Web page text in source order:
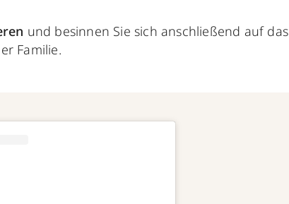
und besinnen Sie sich anschließend auf das
Familie.